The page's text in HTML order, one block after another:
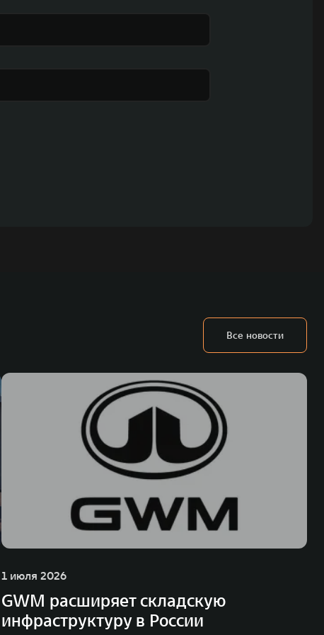
Все новости
1 июля 2026
GWM расширяет складскую
инфраструктуру в России